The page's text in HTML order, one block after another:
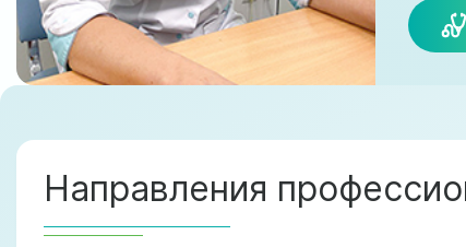
Направления